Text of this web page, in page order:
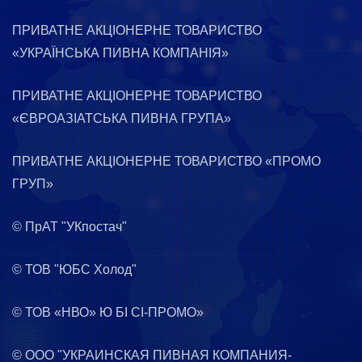
ПРИВАТНЕ АКЦІОНЕРНЕ ТОВАРИСТВО
«УКРАЇНСЬКА ПИВНА КОМПАНІЯ»
ПРИВАТНЕ АКЦІОНЕРНЕ ТОВАРИСТВО
«ЄВРОАЗІАТСЬКА ПИВНА ГРУПА»
ПРИВАТНЕ АКЦІОНЕРНЕ ТОВАРИСТВО «ПРОМО
ГРУП»
© ПрАТ "УКпостач"
© ТОВ "ЮБС Холод"
© ТОВ «НВО» Ю БІ СІ-ПРОМО»
© ООО "УКРАИНСКАЯ ПИВНАЯ КОМПАНИЯ-